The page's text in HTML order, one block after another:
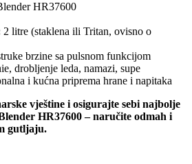
HR37600
2 litre (staklena ili Tritan, ovisno o
brzine sa pulsnom funkcijom
drobljenje leda, namazi, supe
i kućna priprema hrane i napitaka
vještine i osigurajte sebi najbolje
HR37600 – naručite odmah i
gutljaju.